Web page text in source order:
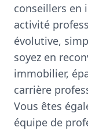
conseillers en
activité
évolutive,
soyez en
immobilier,
carrière
Vous êtes
équipe de